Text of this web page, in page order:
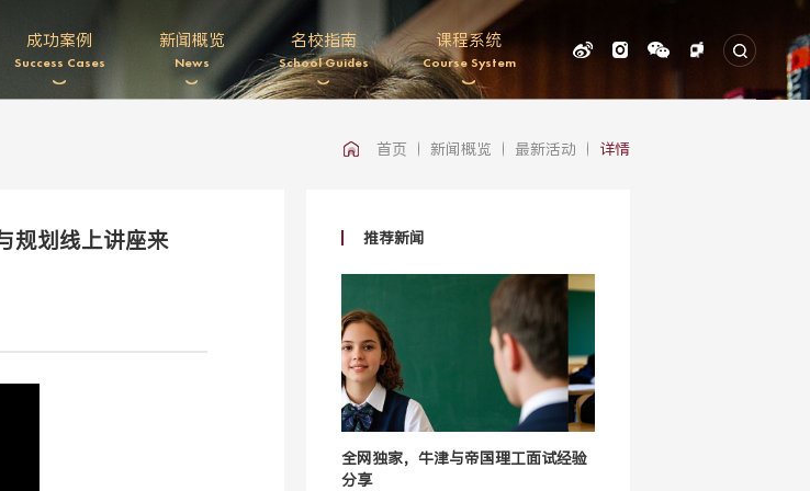
成功案例
Success Cases
新闻概览
News
名校指南
School Guides
课程系统
Course System
首页 新闻概览 最新活动 详情
规划线上讲座来
推荐新闻
全网独家，牛津与帝国理工面试经验
分享